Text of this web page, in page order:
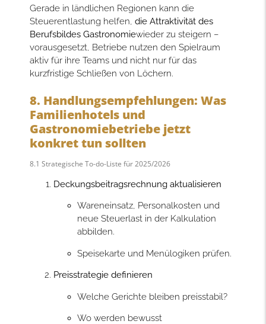
Gerade in ländlichen Regionen kann die
Steuerentlastung helfen, die Attraktivität des
Berufsbildes Gastronomiewieder zu steigern –
vorausgesetzt, Betriebe nutzen den Spielraum
aktiv für ihre Teams und nicht nur für das
kurzfristige Schließen von Löchern.
8. Handlungsempfehlungen: Was
Familienhotels und
Gastronomiebetriebe jetzt
konkret tun sollten
8.1 Strategische To-do-Liste für 2025/2026
Deckungsbeitragsrechnung aktualisieren
Wareneinsatz, Personalkosten und
neue Steuerlast in der Kalkulation
abbilden.
Speisekarte und Menülogiken prüfen.
Preisstrategie definieren
Welche Gerichte bleiben preisstabil?
Wo werden bewusst